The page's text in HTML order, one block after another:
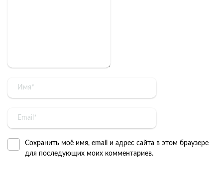
Сохранить моё имя, email и адрес сайта в этом браузере
для последующих моих комментариев.